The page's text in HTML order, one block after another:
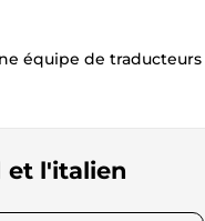
équipe de traducteurs
et l'italien